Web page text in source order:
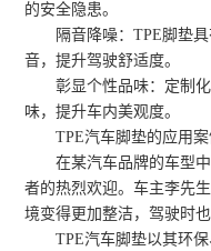
的安全隐患。
隔音降噪：TPE脚垫
音，提升驾驶舒适度。
彰显个性品味：定制
味，提升车内美观度。
TPE汽车脚垫的应用案
在某汽车品牌的车型
者的热烈欢迎。车主李先
境变得更加整洁，驾驶时
TPE汽车脚垫以其环